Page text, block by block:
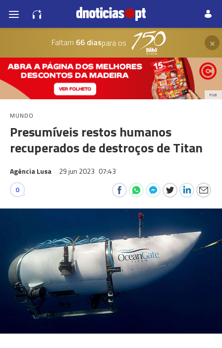
Faltam 66 diaspara os ×
PUB
MUNDO
Presumíveis restos humanos
recuperados de destroços de Titan
Agência Lusa 29 jun 2023 07:43
0